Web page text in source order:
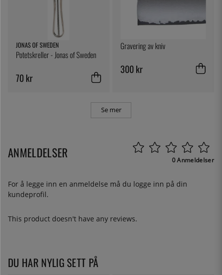
JONAS OF SWEDEN
Potetskreller - Jonas of Sweden
70 kr
Gravering av kniv
300 kr
Se mer
ANMELDELSER 0 Anmeldelser
For å legge inn en anmeldelse må du logge inn på din
kundeprofil.
This product doesn't have any reviews.
DU HAR NYLIG SETT PÅ